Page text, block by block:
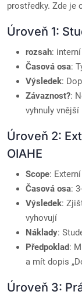
prostředky. Zde je
Úroveň 1:
rozsah:
Časová osa:
Výsledek:
Závaznost?:
vyhnuly
Úroveň 2:
OIAHE
Scope:
Časová osa:
Výsledek:
vyhovují
Náklady:
Předpoklad:
a mít dopis
Úroveň 3: